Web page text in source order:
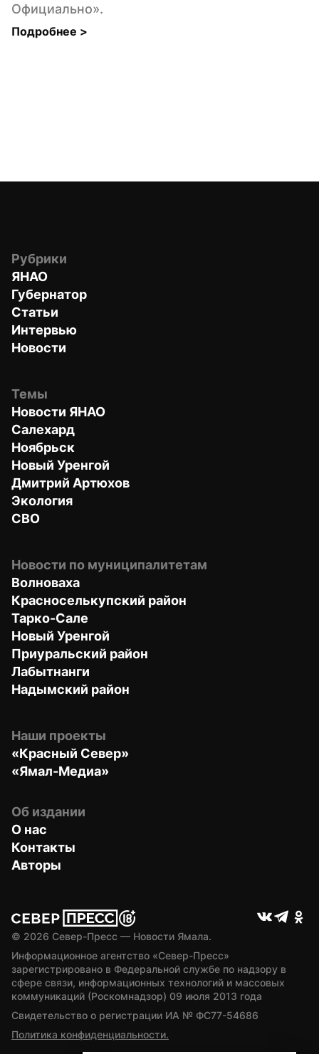
Официально».
Подробнее >
Рубрики
ЯНАО
Губернатор
Статьи
Интервью
Новости
Темы
Новости ЯНАО
Салехард
Ноябрьск
Новый Уренгой
Дмитрий Артюхов
Экология
СВО
Новости по муниципалитетам
Волноваха
Красноселькупский район
Тарко-Сале
Новый Уренгой
Приуральский район
Лабытнанги
Надымский район
Наши проекты
«Красный Север»
«Ямал-Медиа»
Об издании
О нас
Контакты
Авторы
© 2026 Север-Пресс — Новости Ямала.
Информационное агентство «Север-Пресс»
зарегистрировано в Федеральной службе по надзору в
сфере связи, информационных технологий и массовых
коммуникаций (Роскомнадзор) 09 июля 2013 года
Свидетельство о регистрации ИА № ФС77-54686
Политика конфиденциальности.